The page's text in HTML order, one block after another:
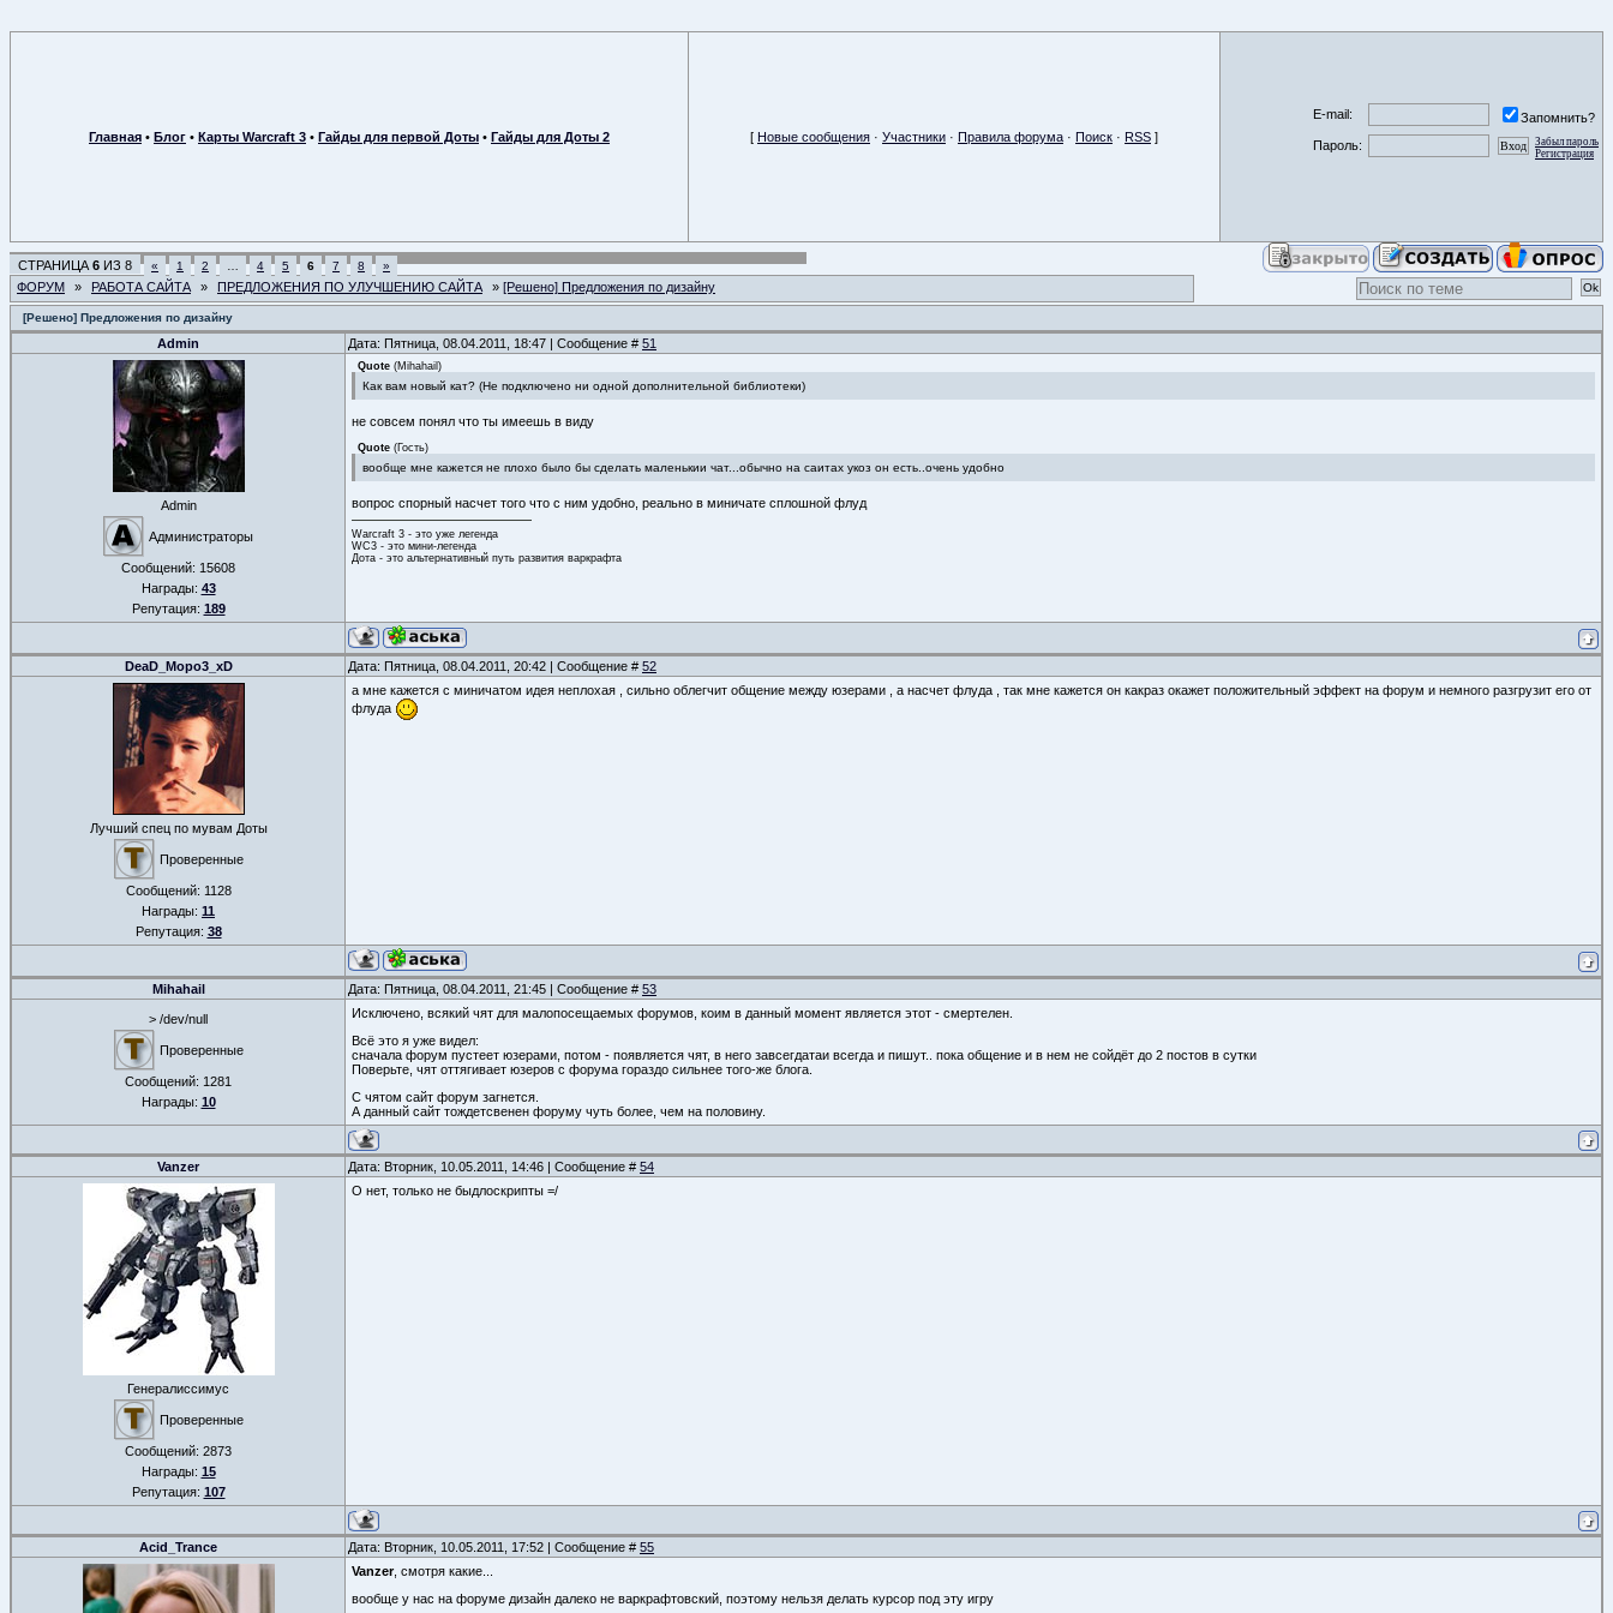
Главная • Блог • Карты Warcraft 3 • Гайды для первой Доты • Гайды для Доты 2 [ Новые сообщения · Участники · Правила форума · Поиск · RSS ]
E-mail:
Запомнить?
Пароль:
Забыл пароль
Регистрация
СТРАНИЦА 6 ИЗ 8 « 1 2 4 5 6 7 8 »
ФОРУМ » РАБОТА САЙТА » ПРЕДЛОЖЕНИЯ ПО УЛУЧШЕНИЮ САЙТА » [Решено] Предложения по дизайну
[Решено] Предложения по дизайну
Admin Дата: Пятница, 08.04.2011, 18:47 | Сообщение # 51
Admin
Администраторы
Сообщений: 15608
Награды: 43
Репутация: 189
Quote (Mihahail )
Как вам новый кат? (Не подключено ни одной дополнительной библиотеки)
не совсем понял что ты имеешь в виду
Quote (Гость)
вообще мне кажется не плохо было бы сделать маленькии чат...обычно на саитах укоз он есть..очень удобно
вопрос спорный насчет того что с ним удобно, реально в миничате сплошной флуд
Warcraft 3 - это уже легенда
WC3 - это мини-легенда
Дота - это альтернативный путь развития варкрафта
DeaD_Mopo3_xD Дата: Пятница, 08.04.2011, 20:42 | Сообщение # 52
Лучший спец по мувам Доты
Проверенные
Сообщений: 1128
Награды: 11
Репутация: 38
а мне кажется с миничатом идея неплохая , сильно облегчит общение между юзерами , а насчет флуда , так мне кажется он какраз окажет положительный эффект на форум и немного разгрузит его от
флуда
Mihahail Дата: Пятница, 08.04.2011, 21:45 | Сообщение # 53
> /dev/null
Проверенные
Сообщений: 1281
Награды: 10
Исключено, всякий чят для малопосещаемых форумов, коим в данный момент является этот - смертелен.
Всё это я уже видел:
сначала форум пустеет юзерами, потом - появляется чят, в него завсегдатаи всегда и пишут.. пока общение и в нем не сойдёт до 2 постов в сутки
Поверьте, чят оттягивает юзеров с форума гораздо сильнее того-же блога.
С чятом сайт форум загнется.
А данный сайт тождетсвенен форуму чуть более, чем на половину.
Vanzer Дата: Вторник, 10.05.2011, 14:46 | Сообщение # 54
Генералиссимус
Проверенные
Сообщений: 2873
Награды: 15
Репутация: 107
О нет, только не быдлоскрипты =/
Acid_Trance Дата: Вторник, 10.05.2011, 17:52 | Сообщение # 55
Vanzer, смотря какие...
вообще у нас на форуме дизайн далеко не варкрафтовский, поэтому нельзя делать курсор под эту игру